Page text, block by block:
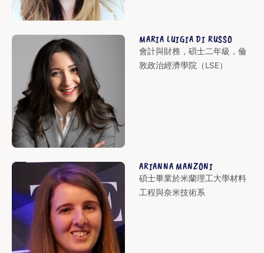
MARIA LUIGIA DI RUSSO
會計與財務，碩士二年級，倫
敦政治經濟學院（LSE）
ARIANNA MANZONI
碩士畢業於米蘭理工大學材料
工程與奈米技術系